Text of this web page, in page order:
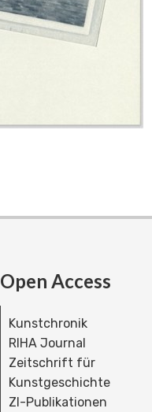
Open Access
Kunstchronik
RIHA Journal
Zeitschrift für
Kunstgeschichte
ZI-Publikationen